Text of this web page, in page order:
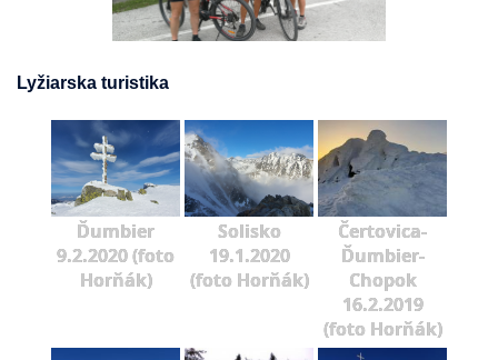
Lyžiarska turistika
Ďumbier
9.2.2020 (foto
Horňák)
Solisko
19.1.2020
(foto Horňák)
Čertovica-
Ďumbier-
Chopok
16.2.2019
(foto Horňák)